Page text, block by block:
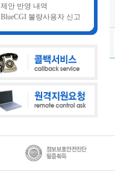
제안 반영 내역
BlueCGI 불량사용자 신고